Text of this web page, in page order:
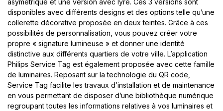
disponibles avec différents designs et des options telle qu’une
collerette décorative proposée en deux teintes. Grâce à ces
possibilités de personnalisation, vous pouvez créer votre
propre « signature lumineuse » et donner une identité
distinctive aux différents quartiers de votre ville. L’application
Philips Service Tag est également proposée avec cette famille
de luminaires. Reposant sur la technologie du QR code,
Service Tag facilite les travaux d’installation et de maintenance
en vous permettant de disposer d’une bibliothèque numérique
regroupant toutes les informations relatives à vos luminaires et